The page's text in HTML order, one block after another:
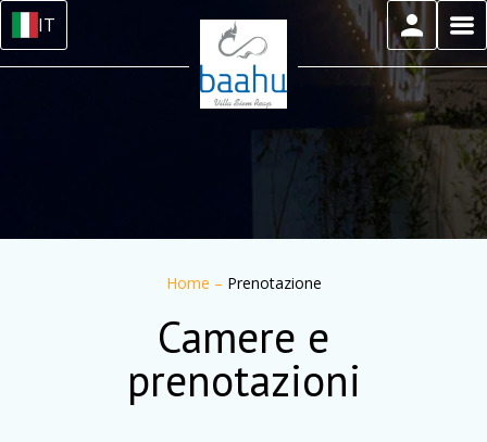
IT
Home – Prenotazione
Camere e
prenotazioni